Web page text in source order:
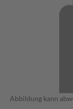
Abbildung kann